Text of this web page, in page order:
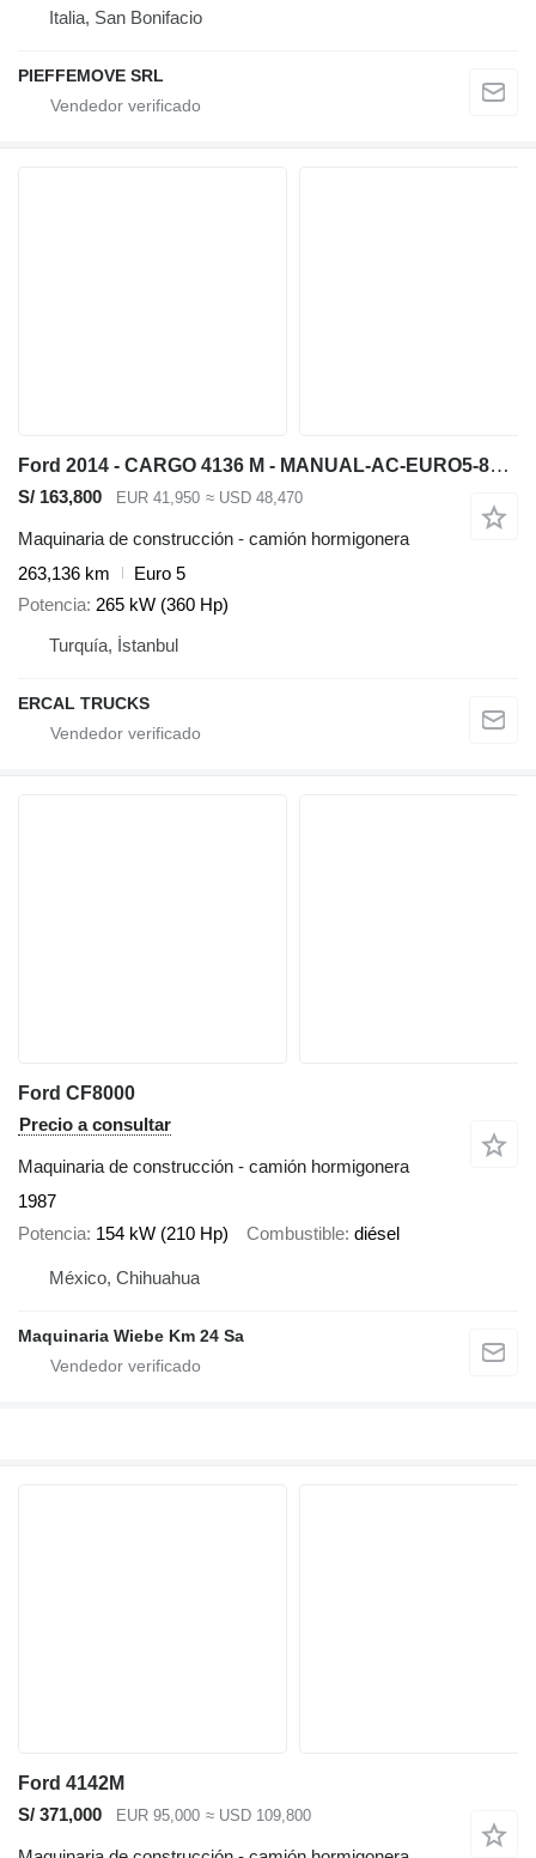
Italia, San Bonifacio
PIEFFEMOVE SRL
Ford 2014 - CARGO 4136 M - MANUAL-AC-EURO5-8X4 CONCRETE MIXER
S/ 163,800 EUR 41,950 ≈ USD 48,470
Maquinaria de construcción - camión hormigonera
263,136 km
Euro 5
Potencia 265 kW (360 Hp)
Turquía, İstanbul
ERCAL TRUCKS
Ford CF8000
Precio a consultar
Maquinaria de construcción - camión hormigonera
1987
Potencia 154 kW (210 Hp) Combustible diésel
México, Chihuahua
Maquinaria Wiebe Km 24 Sa
Ford 4142M
S/ 371,000
EUR 95,000 ≈ USD 109,800